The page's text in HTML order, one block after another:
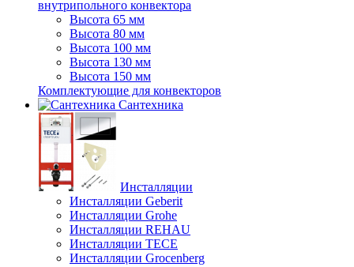
внутрипольного конвектора
Высота 65 мм
Высота 80 мм
Высота 100 мм
Высота 130 мм
Высота 150 мм
Комплектующие для конвекторов
Сантехника
Инсталляции
Инсталляции Geberit
Инсталляции Grohe
Инсталляции REHAU
Инсталляции TECE
Инсталляции Grocenberg